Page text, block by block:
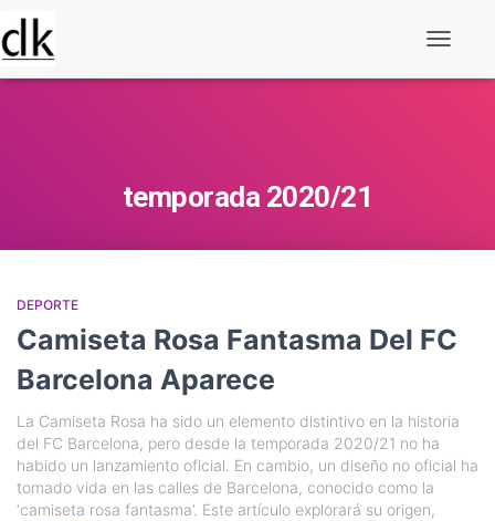
temporada 2020/21
DEPORTE
Camiseta Rosa Fantasma Del FC
Barcelona Aparece
La Camiseta Rosa ha sido un elemento distintivo en la historia
del FC Barcelona, pero desde la temporada 2020/21 no ha
habido un lanzamiento oficial. En cambio, un diseño no oficial ha
tomado vida en las calles de Barcelona, conocido como la
‘camiseta rosa fantasma’. Este artículo explorará su origen,